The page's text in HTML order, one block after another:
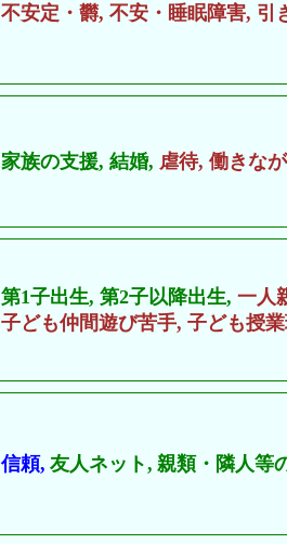
不安定・欝, 不安・睡眠障害, 引
家族の支援, 結婚, 虐待, 働きな
第1子出生, 第2子以降出生, 一人
子ども仲間遊び苦手, 子ども授
信頼, 友人ネット, 親類・隣人等